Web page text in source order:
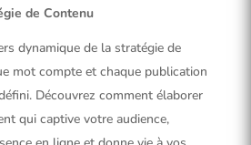
de Contenu
dynamique de la stratégie de
mot compte et chaque publication
Découvrez comment élaborer
qui captive votre audience,